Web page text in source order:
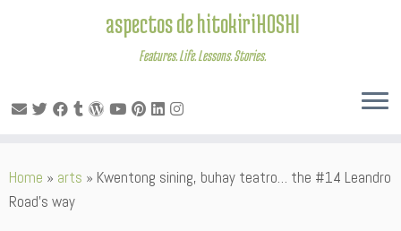
to
content
aspectos de hitokiriHOSHI
Features. Life. Lessons. Stories.
Home » arts » Kwentong sining, buhay teatro… the #14 Leandro
Road’s way